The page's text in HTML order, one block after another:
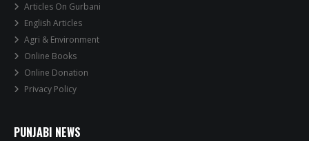
Articles On Gurbani
English Articles
Agri & Environment
Online Books
Online Donation
Privacy Policy
PUNJABI NEWS